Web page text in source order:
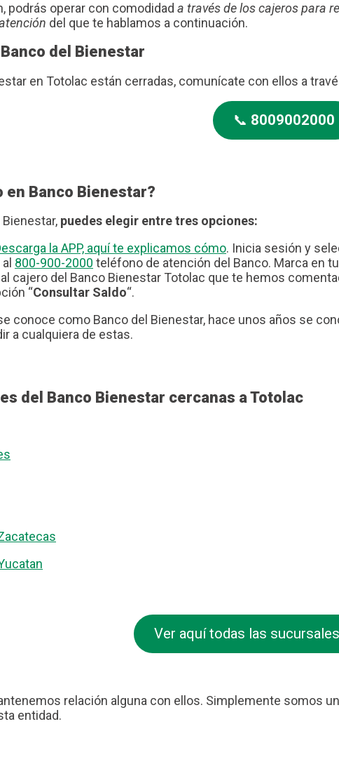
podrás operar con comodidad a través de los cajeros para
del que te hablamos a continuación.
del Bienestar
en Totolac están cerradas, comunícate con ellos a
📞 8009002000
en Banco Bienestar?
puedes elegir entre tres opciones:
la APP, aquí te explicamos cómo. Inicia sesión y
800-900-2000 teléfono de atención del Banco. Marca en
cajero del Banco Bienestar Totolac que te hemos
“Consultar Saldo“.
conoce como Banco del Bienestar, hace unos años se
a cualquiera de estas.
del Banco Bienestar cercanas a Totolac
Ver aquí todas las
relación alguna con ellos. Simplemente somos
entidad.